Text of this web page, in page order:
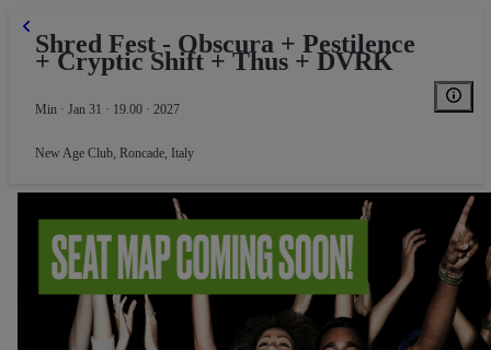
Shred Fest - Obscura + Pestilence
+ Cryptic Shift + Thus + DVRK
Min · Jan 31 · 19.00 · 2027
New Age Club, Roncade, Italy